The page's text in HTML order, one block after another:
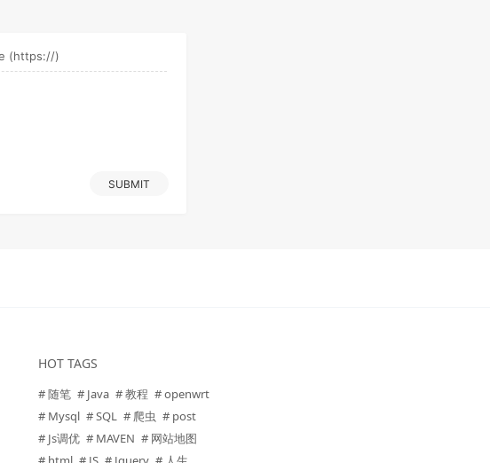
SUBMIT
HOT TAGS
# 随笔 # Java # 教程 # openwrt
# Mysql # SQL # 爬虫 # post
# Js调优 # MAVEN # 网站地图